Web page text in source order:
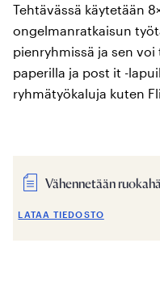
Tehtävässä käytetään
ongelmanratkaisun
pienryhmissä ja sen
paperilla ja post it -
ryhmätyökaluja kuten
Vähennetään
LATAA TIEDOSTO